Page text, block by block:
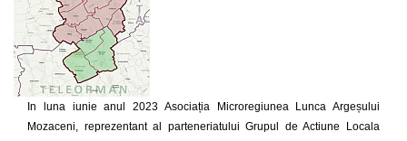
In luna iunie anul 2023 Asociația Microregiunea Lunca Argeșului
Mozaceni, reprezentant al parteneriatului Grupul de Actiune Locala